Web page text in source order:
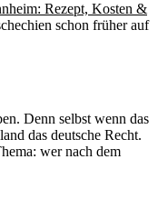
Rezept, Kosten &
schon früher auf
Denn selbst wenn das
das deutsche Recht.
wer nach dem